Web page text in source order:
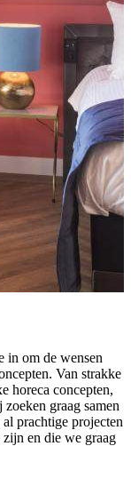
in om de wensen
Van strakke
horeca concepten,
graag samen
prachtige projecten
en die we graag